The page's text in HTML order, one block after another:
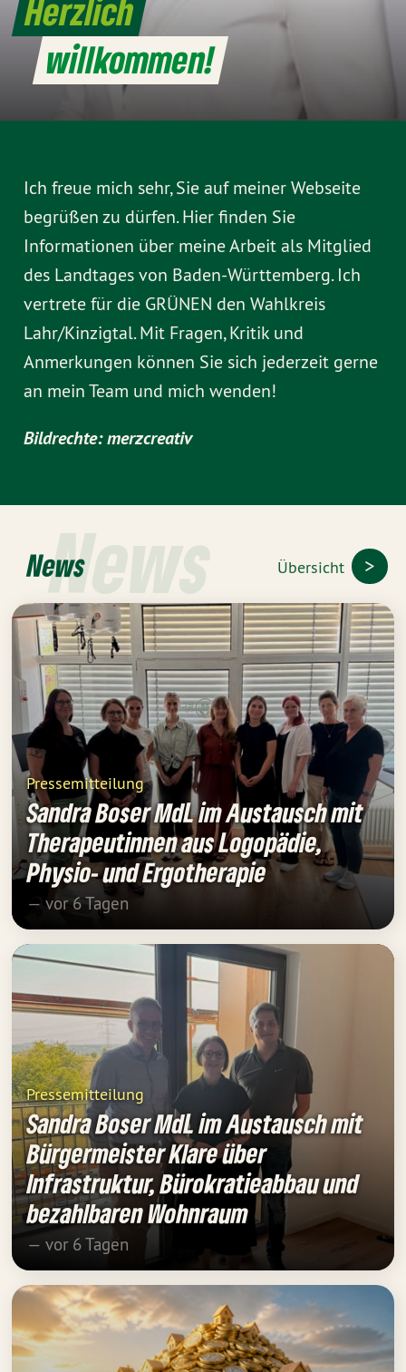
Herzlich
willkommen!
Ich freue mich sehr, Sie auf meiner Webseite
begrüßen zu dürfen. Hier finden Sie
Informationen über meine Arbeit als Mitglied
des Landtages von Baden-Württemberg. Ich
vertrete für die GRÜNEN den Wahlkreis
Lahr/Kinzigtal. Mit Fragen, Kritik und
Anmerkungen können Sie sich jederzeit gerne
an mein Team und mich wenden!
Bildrechte: merzcreativ
News
News Übersicht
Pressemitteilung
Sandra Boser MdL im Austausch mit
Therapeutinnen aus Logopädie,
Physio- und Ergotherapie
— vor 6 Tagen
Pressemitteilung
Sandra Boser MdL im Austausch mit
Bürgermeister Klare über
Infrastruktur, Bürokratieabbau und
bezahlbaren Wohnraum
— vor 6 Tagen